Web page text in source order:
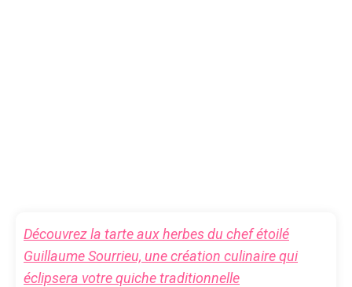
Découvrez la tarte aux herbes du chef étoilé
Guillaume Sourrieu, une création culinaire qui
éclipsera votre quiche traditionnelle